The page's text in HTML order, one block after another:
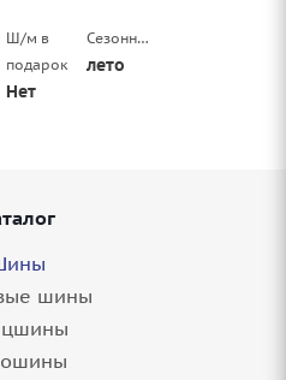
Ш/м в
подарок
Нет
Сезонность
лето
шины